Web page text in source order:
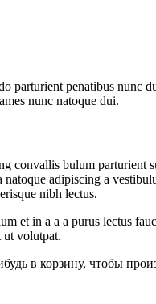
parturient penatibus nunc
nunc natoque dui.
convallis bulum parturient
adipiscing a
nibh lectus.
et in a a a purus lectus
ut volutpat.
в корзину, чтобы